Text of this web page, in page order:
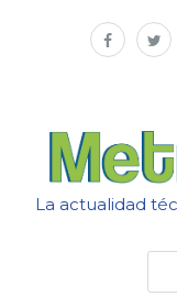
La actualidad